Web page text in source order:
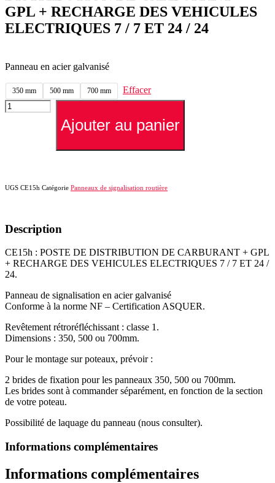
GPL + RECHARGE DES VEHICULES
ELECTRIQUES 7 / 7 ET 24 / 24
Panneau en acier galvanisé
350 mm 500 mm 700 mm
Effacer
quantité
de
CARBURANT
+
RECHARGE
DES
VEHICULES
ELECTRIQUES
7
/
7
24
/
Ajouter au panier
UGS CE15h Catégorie Panneaux de signalisation routière
Description
CE15h : POSTE DE DISTRIBUTION DE CARBURANT + GPL
+ RECHARGE DES VEHICULES ELECTRIQUES 7 / 7 ET 24 /
24.
Panneau de signalisation en acier galvanisé
Conforme à la norme NF – Certification ASQUER.
Revêtement rétroréfléchissant : classe 1.
Dimensions : 350, 500 ou 700mm.
Pour le montage sur poteaux, prévoir :
2 brides de fixation pour les panneaux 350, 500 ou 700mm.
Les brides sont à commander séparément, en fonction de la section
de votre poteau.
Possibilité de laquage du panneau (nous consulter).
Informations complémentaires
Informations complémentaires